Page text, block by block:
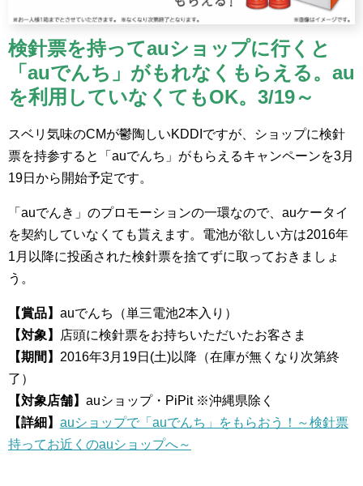
検針票を持ってauショップに行くと
「auでんち」がもれなくもらえる。au
を利用していなくてもOK。3/19～
スベリ気味のCMが鬱陶しいKDDIですが、ショップに検針
票を持参すると「auでんち」がもらえるキャンペーンを3月
19日から開始予定です。
「auでんき」のプロモーションの一環なので、auケータイ
を契約していなくても貰えます。電池が欲しい方は2016年
1月以降に投函された検針票を捨てずに取っておきましょ
う。
【賞品】 auでんち（単三電池2本入り）
【対象】
店頭に検針票をお持ちいただいたお客さま
【期間】 2016年3月19日(土)以降（在庫が無くなり次第終
了）
【対象店舗】 auショップ・PiPit ※沖縄県除く
【詳細】 auショップで「auでんち」をもらおう！～検針票
持ってお近くのauショップへ～